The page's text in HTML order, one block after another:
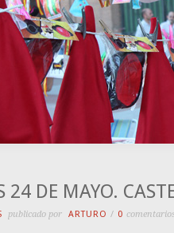
24 DE MAYO.
publicado por ARTURO / 0